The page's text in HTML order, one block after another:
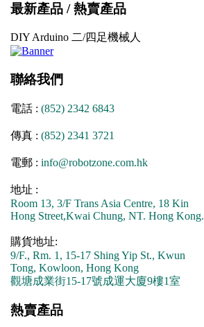
最新產品 / 熱賣產品
DIY Arduino 二/四足機械人
聯絡我們
電話 : (852) 2342 6843
傳真 : (852) 2341 3721
電郵 : info@robotzone.com.hk
地址 :
Room 13, 3/F Trans Asia Centre, 18 Kin
Hong Street,Kwai Chung, NT. Hong Kong.
購貨地址:
9/F., Rm. 1, 15-17 Shing Yip St., Kwun
Tong, Kowloon, Hong Kong
觀塘成業街15-17號成運大廈9樓1室
熱賣產品